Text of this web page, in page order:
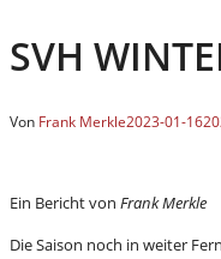
SVH
Von Frank Merkle2023-01-16
Ein Bericht von Frank Merkle
Die Saison noch in weiter